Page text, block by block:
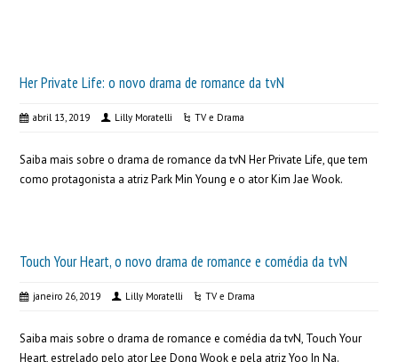
Her Private Life: o novo drama de romance da tvN
abril 13, 2019 Lilly Moratelli TV e Drama
Saiba mais sobre o drama de romance da tvN Her Private Life, que tem
como protagonista a atriz Park Min Young e o ator Kim Jae Wook.
Touch Your Heart, o novo drama de romance e comédia da tvN
janeiro 26, 2019 Lilly Moratelli TV e Drama
Saiba mais sobre o drama de romance e comédia da tvN, Touch Your
Heart, estrelado pelo ator Lee Dong Wook e pela atriz Yoo In Na.